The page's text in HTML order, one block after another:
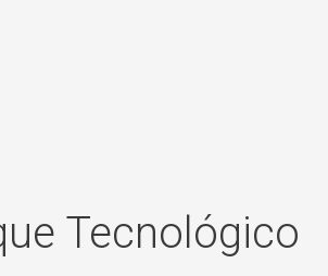
Tecnológico